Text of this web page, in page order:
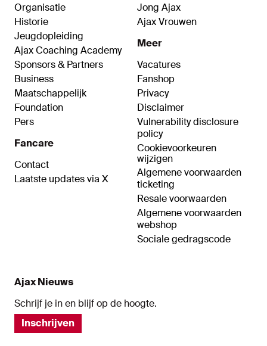
Organisatie
Historie
Jeugdopleiding
Ajax Coaching Academy
Sponsors & Partners
Business
Maatschappelijk
Foundation
Pers
Fancare
Contact
Laatste updates via X
Jong Ajax
Ajax Vrouwen
Meer
Vacatures
Fanshop
Privacy
Disclaimer
Vulnerability disclosure
policy
Cookievoorkeuren
wijzigen
Algemene voorwaarden
ticketing
Resale voorwaarden
Algemene voorwaarden
webshop
Sociale gedragscode
Ajax Nieuws
Schrijf je in en blijf op de hoogte.
Inschrijven